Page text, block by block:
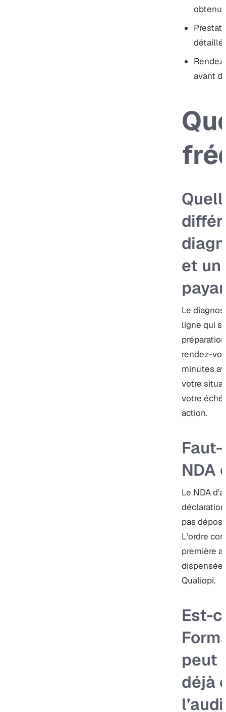
obtenu
avant
et un
Le
ligne qui
rendez-
minutes
votre
votre
action.
NDA
Le NDA
pas
L’ordre
première
Qualiopi.
Est-
peut
déjà